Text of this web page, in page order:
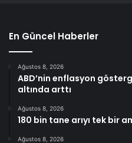
En Güncel Haberler
Ağustos 8, 2026
ABD’nin enflasyon
altında arttı
Ağustos 8, 2026
180 bin tane arıyı tek bir
Ağustos 8, 2026